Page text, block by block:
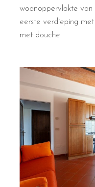
woonoppervlakte
eerste verdieping
met douche